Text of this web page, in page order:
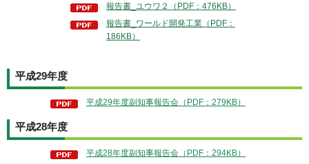
報告書_ユウワ２（PDF：476KB）
報告書_ワールド開発工業（PDF：
186KB）
平成29年度
平成29年度副知事報告会（PDF：279KB）
平成28年度
平成28年度副知事報告会（PDF：294KB）